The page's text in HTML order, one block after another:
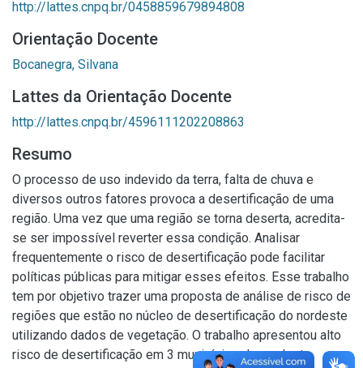
http://lattes.cnpq.br/0458859679894808
Orientação Docente
Bocanegra, Silvana
Lattes da Orientação Docente
http://lattes.cnpq.br/4596111202208863
Resumo
O processo de uso indevido da terra, falta de chuva e
diversos outros fatores provoca a desertificação de uma
região. Uma vez que uma região se torna deserta, acredita-
se ser impossível reverter essa condição. Analisar
frequentemente o risco de desertificação pode facilitar
políticas públicas para mitigar esses efeitos. Esse trabalho
tem por objetivo trazer uma proposta de análise de risco de
regiões que estão no núcleo de desertificação do nordeste
utilizando dados de vegetação. O trabalho apresentou alto
risco de desertificação em 3 municípios do nordeste